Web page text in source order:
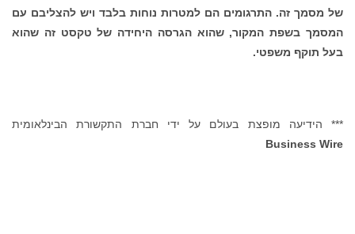
של מסמך זה. התרגומים הם למטרות נוחות בלבד ויש להצליבם עם
המסמך בשפת המקור, שהוא הגרסה היחידה של טקסט זה שהוא
בעל תוקף משפטי.
*** הידיעה מופצת בעולם על ידי חברת התקשורת הבינלאומית
Business Wire